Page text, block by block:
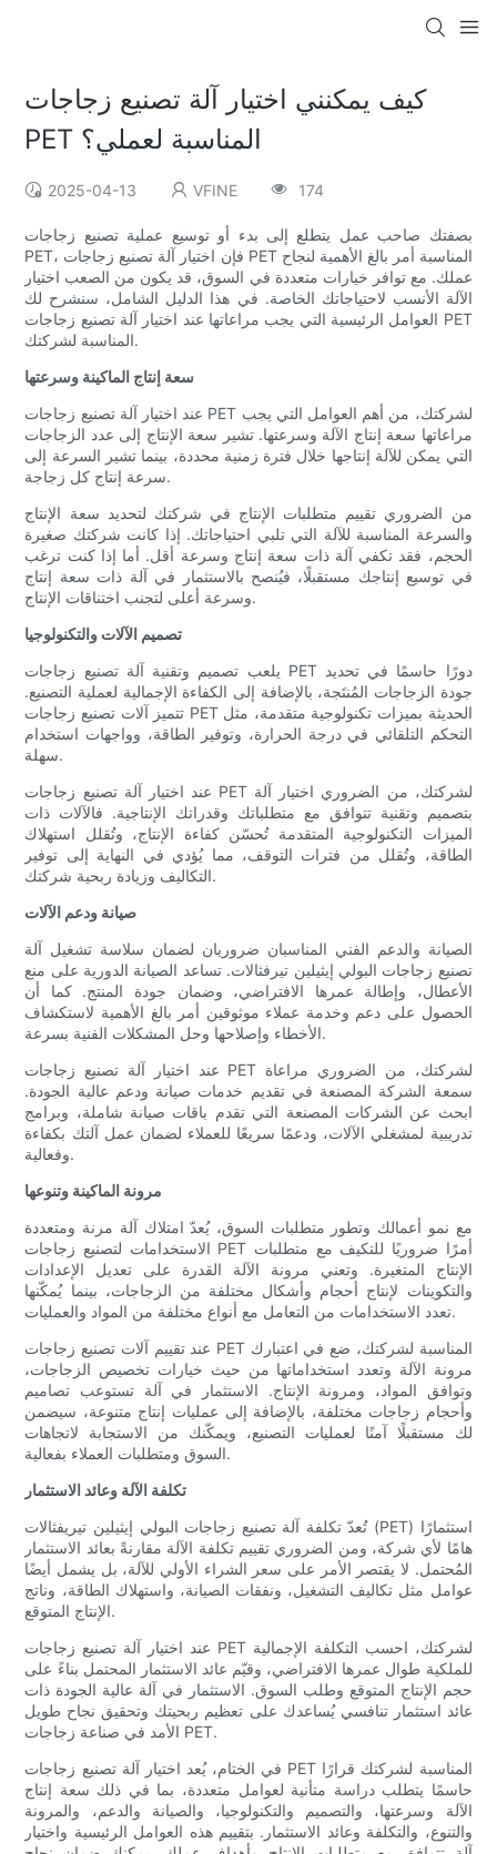
كيف يمكنني اختيار آلة تصنيع زجاجات
PET المناسبة لعملي؟
2025-04-13 VFINE 174
بصفتك صاحب عمل يتطلع إلى بدء أو توسيع عملية تصنيع زجاجات
PET، فإن اختيار آلة تصنيع زجاجات PET المناسبة أمر بالغ الأهمية لنجاح
عملك. مع توافر خيارات متعددة في السوق، قد يكون من الصعب اختيار
الآلة الأنسب لاحتياجاتك الخاصة. في هذا الدليل الشامل، سنشرح لك
العوامل الرئيسية التي يجب مراعاتها عند اختيار آلة تصنيع زجاجات PET
المناسبة لشركتك.
سعة إنتاج الماكينة وسرعتها
عند اختيار آلة تصنيع زجاجات PET لشركتك، من أهم العوامل التي يجب
مراعاتها سعة إنتاج الآلة وسرعتها. تشير سعة الإنتاج إلى عدد الزجاجات
التي يمكن للآلة إنتاجها خلال فترة زمنية محددة، بينما تشير السرعة إلى
سرعة إنتاج كل زجاجة.
من الضروري تقييم متطلبات الإنتاج في شركتك لتحديد سعة الإنتاج
والسرعة المناسبة للآلة التي تلبي احتياجاتك. إذا كانت شركتك صغيرة
الحجم، فقد تكفي آلة ذات سعة إنتاج وسرعة أقل. أما إذا كنت ترغب
في توسيع إنتاجك مستقبلًا، فيُنصح بالاستثمار في آلة ذات سعة إنتاج
وسرعة أعلى لتجنب اختناقات الإنتاج.
تصميم الآلات والتكنولوجيا
يلعب تصميم وتقنية آلة تصنيع زجاجات PET دورًا حاسمًا في تحديد
جودة الزجاجات المُنتَجة، بالإضافة إلى الكفاءة الإجمالية لعملية التصنيع.
تتميز آلات تصنيع زجاجات PET الحديثة بميزات تكنولوجية متقدمة، مثل
التحكم التلقائي في درجة الحرارة، وتوفير الطاقة، وواجهات استخدام
سهلة.
عند اختيار آلة تصنيع زجاجات PET لشركتك، من الضروري اختيار آلة
بتصميم وتقنية تتوافق مع متطلباتك وقدراتك الإنتاجية. فالآلات ذات
الميزات التكنولوجية المتقدمة تُحسّن كفاءة الإنتاج، وتُقلل استهلاك
الطاقة، وتُقلل من فترات التوقف، مما يُؤدي في النهاية إلى توفير
التكاليف وزيادة ربحية شركتك.
صيانة ودعم الآلات
الصيانة والدعم الفني المناسبان ضروريان لضمان سلاسة تشغيل آلة
تصنيع زجاجات البولي إيثيلين تيرفثالات. تساعد الصيانة الدورية على منع
الأعطال، وإطالة عمرها الافتراضي، وضمان جودة المنتج. كما أن
الحصول على دعم وخدمة عملاء موثوقين أمر بالغ الأهمية لاستكشاف
الأخطاء وإصلاحها وحل المشكلات الفنية بسرعة.
عند اختيار آلة تصنيع زجاجات PET لشركتك، من الضروري مراعاة
سمعة الشركة المصنعة في تقديم خدمات صيانة ودعم عالية الجودة.
ابحث عن الشركات المصنعة التي تقدم باقات صيانة شاملة، وبرامج
تدريبية لمشغلي الآلات، ودعمًا سريعًا للعملاء لضمان عمل آلتك بكفاءة
وفعالية.
مرونة الماكينة وتنوعها
مع نمو أعمالك وتطور متطلبات السوق، يُعدّ امتلاك آلة مرنة ومتعددة
الاستخدامات لتصنيع زجاجات PET أمرًا ضروريًا للتكيف مع متطلبات
الإنتاج المتغيرة. وتعني مرونة الآلة القدرة على تعديل الإعدادات
والتكوينات لإنتاج أحجام وأشكال مختلفة من الزجاجات، بينما يُمكّنها
تعدد الاستخدامات من التعامل مع أنواع مختلفة من المواد والعمليات.
عند تقييم آلات تصنيع زجاجات PET المناسبة لشركتك، ضع في اعتبارك
مرونة الآلة وتعدد استخداماتها من حيث خيارات تخصيص الزجاجات،
وتوافق المواد، ومرونة الإنتاج. الاستثمار في آلة تستوعب تصاميم
وأحجام زجاجات مختلفة، بالإضافة إلى عمليات إنتاج متنوعة، سيضمن
لك مستقبلًا آمنًا لعمليات التصنيع، ويمكّنك من الاستجابة لاتجاهات
السوق ومتطلبات العملاء بفعالية.
تكلفة الآلة وعائد الاستثمار
تُعدّ تكلفة آلة تصنيع زجاجات البولي إيثيلين تيريفثالات (PET) استثمارًا
هامًا لأي شركة، ومن الضروري تقييم تكلفة الآلة مقارنةً بعائد الاستثمار
المُحتمل. لا يقتصر الأمر على سعر الشراء الأولي للآلة، بل يشمل أيضًا
عوامل مثل تكاليف التشغيل، ونفقات الصيانة، واستهلاك الطاقة، وناتج
الإنتاج المتوقع.
عند اختيار آلة تصنيع زجاجات PET لشركتك، احسب التكلفة الإجمالية
للملكية طوال عمرها الافتراضي، وقيّم عائد الاستثمار المحتمل بناءً على
حجم الإنتاج المتوقع وطلب السوق. الاستثمار في آلة عالية الجودة ذات
عائد استثمار تنافسي يُساعدك على تعظيم ربحيتك وتحقيق نجاح طويل
الأمد في صناعة زجاجات PET.
في الختام، يُعد اختيار آلة تصنيع زجاجات PET المناسبة لشركتك قرارًا
حاسمًا يتطلب دراسة متأنية لعوامل متعددة، بما في ذلك سعة إنتاج
الآلة وسرعتها، والتصميم والتكنولوجيا، والصيانة والدعم، والمرونة
والتنوع، والتكلفة وعائد الاستثمار. بتقييم هذه العوامل الرئيسية واختيار